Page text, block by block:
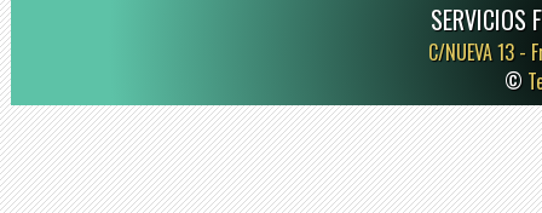
SERVICIOS
C/NUEVA 13 -
©